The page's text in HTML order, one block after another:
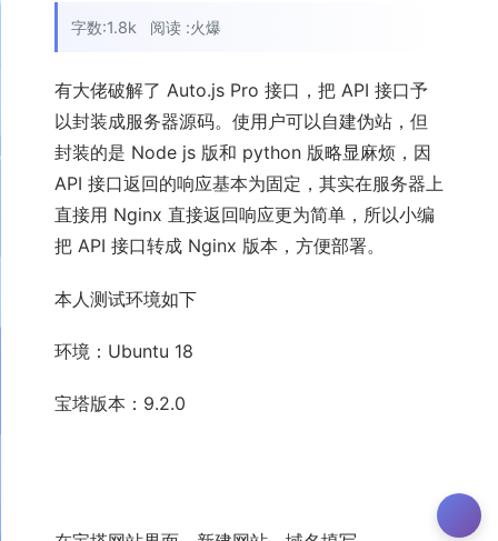
字数:1.8k 阅读 :火爆
有大佬破解了 Auto.js Pro 接口，把 API 接口予
以封装成服务器源码。使用户可以自建伪站，但
封装的是 Node js 版和 python 版略显麻烦，因
API 接口返回的响应基本为固定，其实在服务器上
直接用 Nginx 直接返回响应更为简单，所以小编
把 API 接口转成 Nginx 版本，方便部署。
本人测试环境如下
环境：Ubuntu 18
宝塔版本：9.2.0